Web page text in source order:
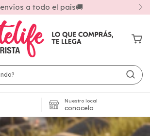
envíos a todo el país🚚
Nuestro local
conocelo